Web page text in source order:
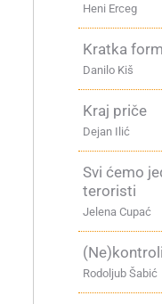
Heni Erceg
Kratka
Danilo Kiš
Kraj priče
Dejan Ilić
Svi ćemo
teroristi
Jelena Cupać
Rodoljub Šabić